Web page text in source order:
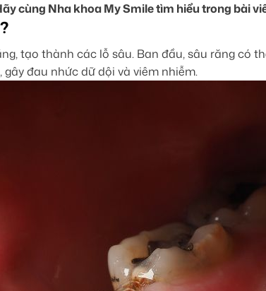
cùng Nha khoa My Smile tìm hiểu trong bài
tạo thành các lỗ sâu. Ban đầu, sâu răng có
đau nhức dữ dội và viêm nhiễm.